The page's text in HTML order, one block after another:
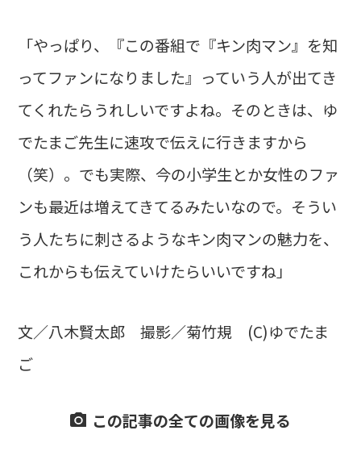
「やっぱり、『この番組で『キン肉マン』を知
ってファンになりました』っていう人が出てき
てくれたらうれしいですよね。そのときは、ゆ
でたまご先生に速攻で伝えに行きますから
（笑）。でも実際、今の小学生とか女性のファ
ンも最近は増えてきてるみたいなので。そうい
う人たちに刺さるようなキン肉マンの魅力を、
これからも伝えていけたらいいですね」
文／八木賢太郎 撮影／菊竹規 (C)ゆでたま
ご
この記事の全ての画像を見る